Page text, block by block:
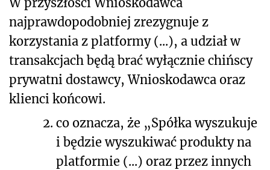
najprawdopodobniej zrezygnuje z
korzystania z platformy (...), a udział w
transakcjach będą brać wyłącznie chińscy
prywatni dostawcy, Wnioskodawca oraz
klienci końcowi.
2. co oznacza, że „Spółka wyszukuje
i będzie wyszukiwać produkty na
platformie (...) oraz przez innych